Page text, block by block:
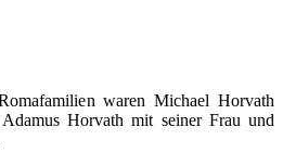
waren Michael Horvath
Horvath mit seiner Frau und